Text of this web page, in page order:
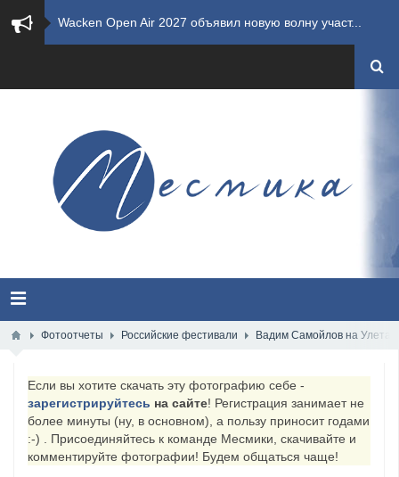
​Wacken Open Air 2027 объявил новую волну участ...
GHOST возвращаются на большие экраны с новым ко...
​Summer Breeze Open Air 2026 полностью переходи...
Всероссийский рок-фестиваль HAMMER FEST впервые...
XANDRIA представили новый сингл под названием «...
​Anthrax выпустили новый сингл и клип «Everybod...
Фотоотчеты Российские фестивали Вадим Самойлов на
Если вы хотите скачать эту фотографию себе -
зарегистрируйтесь на сайте! Регистрация занимает не
более минуты (ну, в основном), а пользу приносит годами
:-) . Присоединяйтесь к команде Месмики, скачивайте и
комментируйте фотографии! Будем общаться чаще!